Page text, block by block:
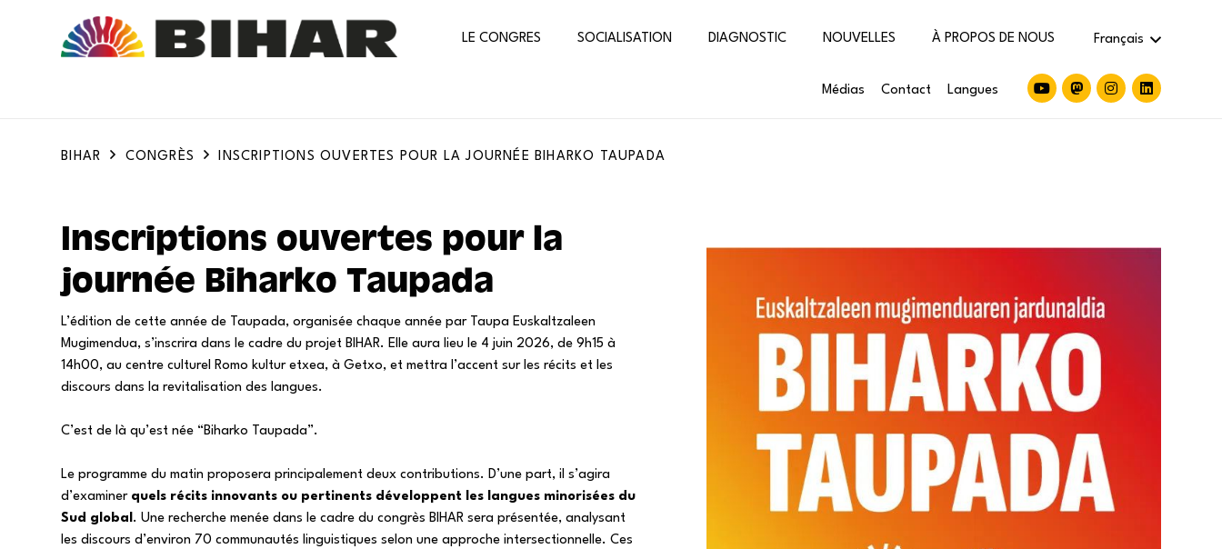
LE CONGRES SOCIALISATION DIAGNOSTIC NOUVELLES À PROPOS DE NOUS Français
Médias Contact Langues
BIHAR CONGRÈS INSCRIPTIONS OUVERTES POUR LA JOURNÉE BIHARKO TAUPADA
Inscriptions ouvertes pour la
journée Biharko Taupada
L’édition de cette année de Taupada, organisée chaque année par Taupa Euskaltzaleen
Mugimendua, s’inscrira dans le cadre du projet BIHAR. Elle aura lieu le 4 juin 2026, de 9h15 à
14h00, au centre culturel Romo kultur etxea, à Getxo, et mettra l’accent sur les récits et les
discours dans la revitalisation des langues.
C’est de là qu’est née “Biharko Taupada”.
Le programme du matin proposera principalement deux contributions. D’une part, il s’agira
d’examinerquels récits innovants ou pertinents développent les langues minorisées du
Sud global. Une recherche menée dans le cadre du congrès BIHAR sera présentée, analysant
les discours d’environ 70 communautés linguistiques selon une approche intersectionnelle. Ces